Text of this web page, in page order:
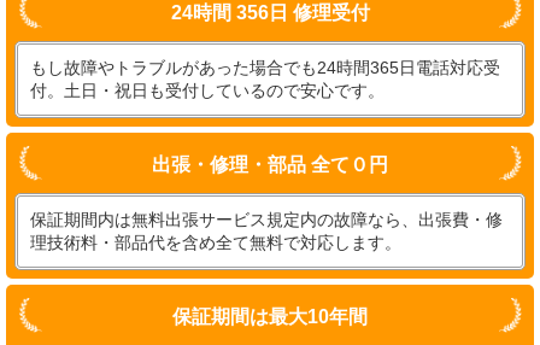
24時間 356日 修理受付
もし故障やトラブルがあった場合でも24時間365日電話対応受
付。土日・祝日も受付しているので安心です。
出張・修理・部品 全て０円
保証期間内は無料出張サービス規定内の故障なら、出張費・修
理技術料・部品代を含め全て無料で対応します。
保証期間は最大10年間